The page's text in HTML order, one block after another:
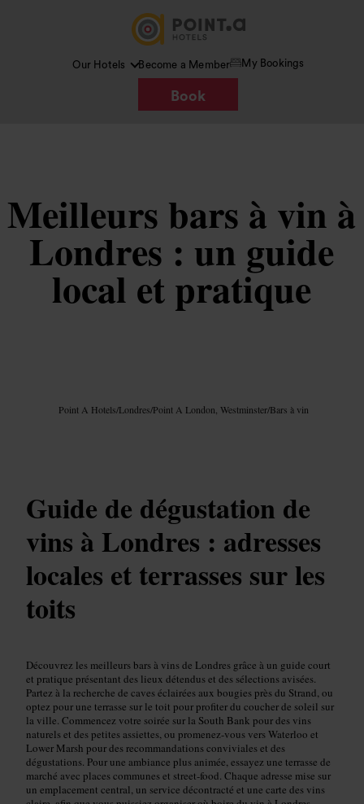
Our Hotels Become a Member My Bookings
Book
Meilleurs bars à vin à
Londres : un guide
local et pratique
Point A Hotels/Londres/Point A London, Westminster/Bars à vin
Guide de dégustation de
vins à Londres : adresses
locales et terrasses sur les
toits
Découvrez les meilleurs bars à vins de Londres grâce à un guide court
et pratique présentant des lieux détendus et des sélections avisées.
Partez à la recherche de caves éclairées aux bougies près du Strand, ou
optez pour une terrasse sur le toit pour profiter du coucher de soleil sur
la ville. Commencez votre soirée sur la South Bank pour des vins
naturels et des petites assiettes, ou promenez-vous vers Waterloo et
Lower Marsh pour des recommandations conviviales et des
dégustations. Pour une ambiance plus animée, essayez une terrasse de
marché avec places communes et street‑food. Chaque adresse mise sur
un emplacement central, un service décontracté et une carte des vins